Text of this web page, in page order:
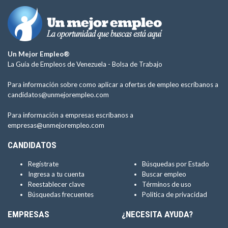
Un Mejor Empleo®
La Guía de Empleos de Venezuela - Bolsa de Trabajo
Para información sobre como aplicar a ofertas de empleo escríbanos a
candidatos@unmejorempleo.com
Para información a empresas escríbanos a
empresas@unmejorempleo.com
CANDIDATOS
Regístrate
Ingresa a tu cuenta
Reestablecer clave
Búsquedas frecuentes
Búsquedas por Estado
Buscar empleo
Términos de uso
Política de privacidad
EMPRESAS ¿NECESITA AYUDA?